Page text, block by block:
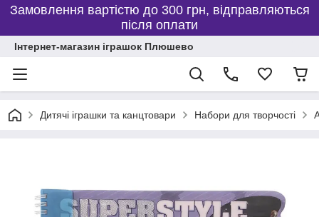
Замовлення вартістю до 300 грн, відправляються
після оплати
Інтернет-магазин іграшок Плюшево
Дитячі іграшки та канцтовари Набори для творчості